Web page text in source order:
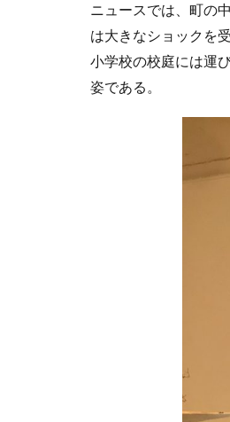
ニュースでは、町の
は大きなショックを
小学校の校庭には運
姿である。